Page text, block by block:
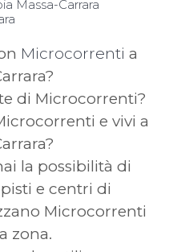
Massa-Carrara
Microcorrenti a
di Microcorrenti?
e vivi a
la possibilità di
e centri di
Microcorrenti
zona.